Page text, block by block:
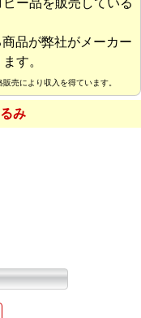
ー品を販売している
品が弊社がメーカー
す。
売により収入を得ています。
み